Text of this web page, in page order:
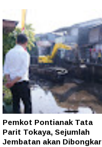
Pemkot Pontianak Tata
Parit Tokaya, Sejumlah
Jembatan akan Dibongkar